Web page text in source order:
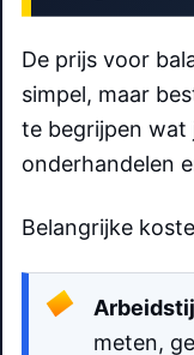
De prijs voor
simpel, maar
te begrijpen wat
onderhandelen
Belangrijke
meten,